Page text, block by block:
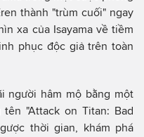
thành "trùm cuối" ngay
xa của Isayama về tiềm
phục độc giả trên toàn
người hâm mộ bằng một
"Attack on Titan: Bad
thời gian, khám phá